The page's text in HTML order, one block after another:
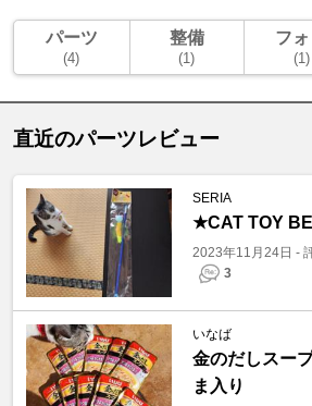
パーツ
(4)
整備
(1)
フォ
(1)
直近のパーツレビュー
SERIA
★CAT TOY
2023年11月24日 -
3
いなば
金のだしスー
ま入り